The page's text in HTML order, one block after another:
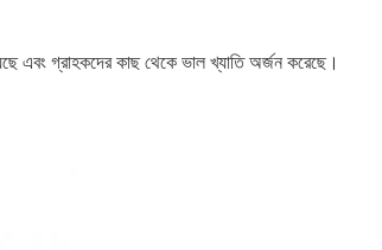
এবং গ্রাহকদের কাছ থেকে ভাল খ্যাতি অর্জন করেছে।